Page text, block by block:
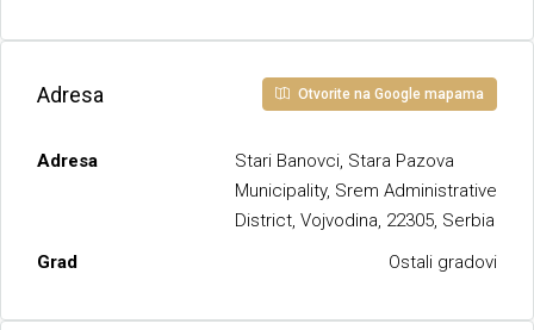
Adresa Otvorite na Google mapama
Adresa
Stari Banovci, Stara Pazova
Municipality, Srem Administrative
District, Vojvodina, 22305, Serbia
Grad
Ostali gradovi